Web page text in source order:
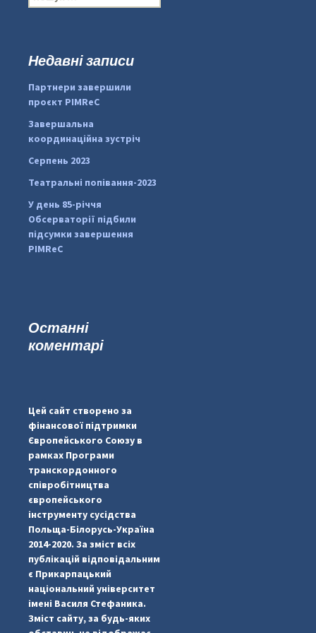
#PipIvanToday
pimrec_project
о
:Недавні записи
Партнери завершили
проєкт PIMReC
Завершальна
координаційна зустріч
Серпень 2023
Театральні попівання-2023
У день 85-річчя
Обсерваторії підбили
підсумки завершення
PIMReC
Останні
коментарі
Цей сайт створено за
фінансової підтримки
Європейського Союзу в
рамках Програми
транскордонного
співробітництва
європейського
інструменту сусідства
Польща-Білорусь-Україна
2014-2020. За зміст всіх
публікацій відповідальним
є Прикарпацький
національний університет
імені Василя Стефаника.
Зміст сайту, за будь-яких